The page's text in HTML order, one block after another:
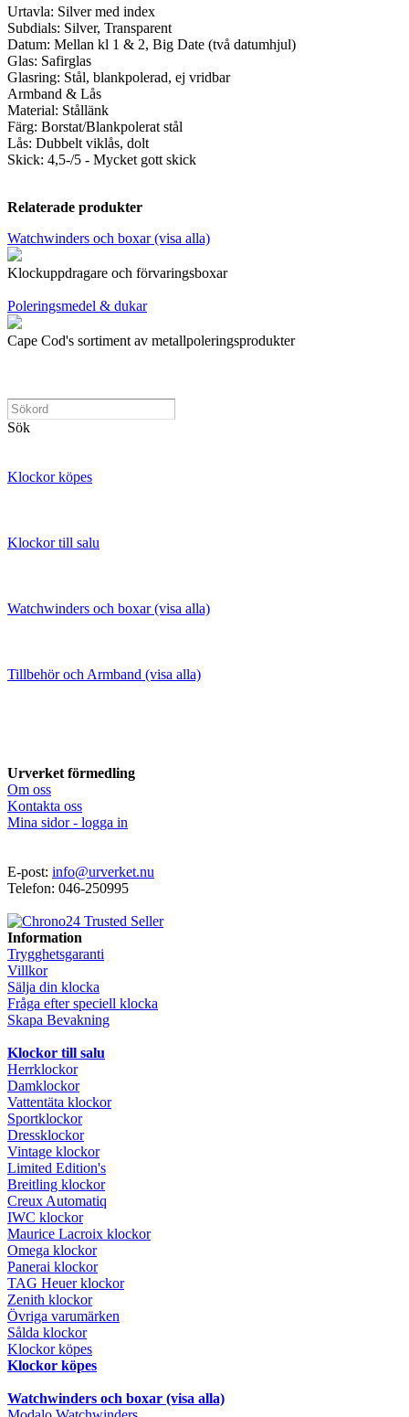
Urtavla: Silver med index
Subdials: Silver, Transparent
Datum: Mellan kl 1 & 2, Big Date (två datumhjul)
Glas: Safirglas
Glasring: Stål, blankpolerad, ej vridbar
Armband & Lås
Material: Stållänk
Färg: Borstat/Blankpolerat stål
Lås: Dubbelt viklås, dolt
Skick: 4,5-/5 - Mycket gott skick
Relaterade produkter
Watchwinders och boxar (visa alla)
Klockuppdragare och förvaringsboxar
Poleringsmedel & dukar
Cape Cod's sortiment av metallpoleringsprodukter
Sök
Klockor köpes
Klockor till salu
Watchwinders och boxar (visa alla)
Tillbehör och Armband (visa alla)
Urverket förmedling
Om oss
Kontakta oss
Mina sidor - logga in
E-post: info@urverket.nu
Telefon: 046-250995
Information
Trygghetsgaranti
Villkor
Sälja din klocka
Fråga efter speciell klocka
Skapa Bevakning
Klockor till salu
Herrklockor
Damklockor
Vattentäta klockor
Sportklockor
Dressklockor
Vintage klockor
Limited Edition's
Breitling klockor
Creux Automatiq
IWC klockor
Maurice Lacroix klockor
Omega klockor
Panerai klockor
TAG Heuer klockor
Zenith klockor
Övriga varumärken
Sålda klockor
Klockor köpes
Klockor köpes
Watchwinders och boxar (visa alla)